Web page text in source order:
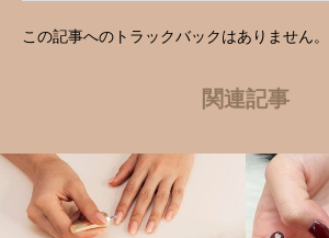
この記事へのトラックバックはありません。
関連記事